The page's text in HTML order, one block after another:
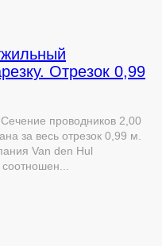
Отрезок 0,99
проводников 2,00
за весь отрезок 0,99 м.
Van den Hul